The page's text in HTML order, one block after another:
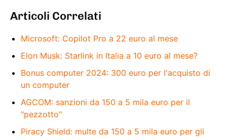
Articoli Correlati
Microsoft: Copilot Pro a 22 euro al mese
Elon Musk: Starlink in Italia a 10 euro al mese?
Bonus computer 2024: 300 euro per l'acquisto di
un computer
AGCOM: sanzioni da 150 a 5 mila euro per il
"pezzotto"
Piracy Shield: multe da 150 a 5 mila euro per gli